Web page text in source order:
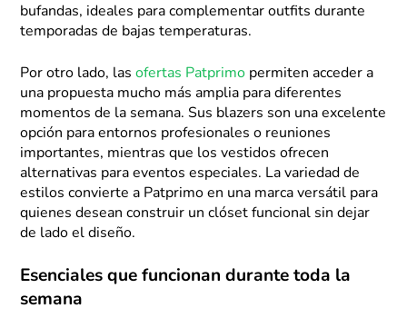
bufandas, ideales para complementar outfits durante
temporadas de bajas temperaturas.
Por otro lado, lasofertas Patprimo permiten acceder a
una propuesta mucho más amplia para diferentes
momentos de la semana. Sus blazers son una excelente
opción para entornos profesionales o reuniones
importantes, mientras que los vestidos ofrecen
alternativas para eventos especiales. La variedad de
estilos convierte a Patprimo en una marca versátil para
quienes desean construir un clóset funcional sin dejar
de lado el diseño.
Esenciales que funcionan durante toda la
semana